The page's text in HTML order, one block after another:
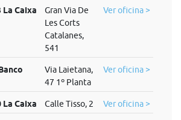
Caixa
Gran Via De
Les Corts
Catalanes,
541
Ver oficina >
Via Laietana,
47 1º Planta
Ver oficina >
Caixa Calle Tisso, 2 Ver oficina >